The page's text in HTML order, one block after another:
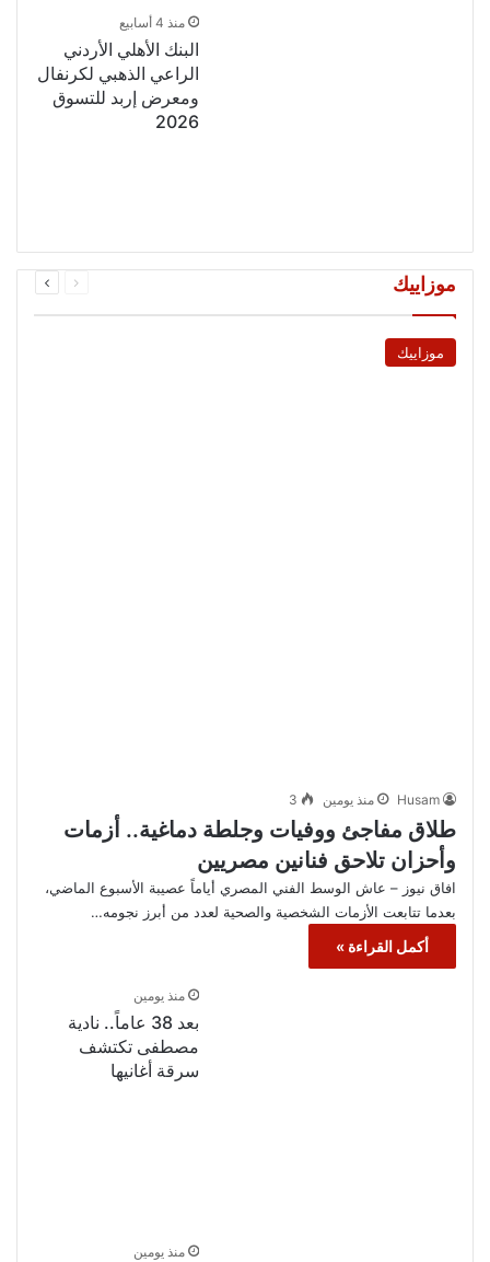
منذ 4 أسابيع
البنك الأهلي الأردني
الراعي الذهبي لكرنفال
ومعرض إربد للتسوق
2026
موزاييك
الصفحة
موزاييك
Husam منذ يومين 3
طلاق مفاجئ ووفيات وجلطة دماغية.. أزمات
وأحزان تلاحق فنانين مصريين
افاق نيوز – عاش الوسط الفني المصري أياماً عصيبة الأسبوع الماضي،
بعدما تتابعت الأزمات الشخصية والصحية لعدد من أبرز نجومه…
أكمل القراءة »
منذ يومين
بعد 38 عاماً.. نادية
مصطفى تكتشف
سرقة أغانيها
منذ يومين